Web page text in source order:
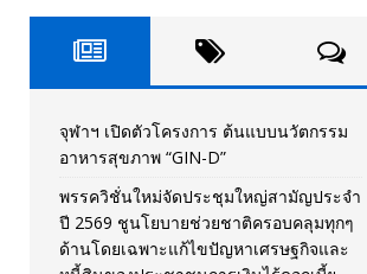
[ March 26, 2026 ]
เริ่มแล้วง
เมย.2569
AUTO NEWS
[ February 10, 2026 ] นครปฐม
วันที่สายอนุรักษ์นิยมเลิกรบกันเอง
[ November 26, 2025 ] i-
[ April 30, 2026 ] จุฬาฯ เปิดตัว
จุฬาฯ เปิดตัวโครงการ ต้นแบบนวัตกรรม
อาหารสุขภาพ “GIN-D”
พรรควิชั่นใหม่จัดประชุมใหญ่สามัญประจำ
ปี 2569 ชูนโยบายช่วยชาติครอบคลุมทุกๆ
ด้านโดยเฉพาะแก้ไขปัญหาเศรษฐกิจและ